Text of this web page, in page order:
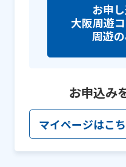
お申
大阪周遊
周遊の
お申込み
マイページはこ